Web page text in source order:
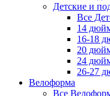
Детские и
Все
14
16-18
20
24
26-27
Велоформа
Все